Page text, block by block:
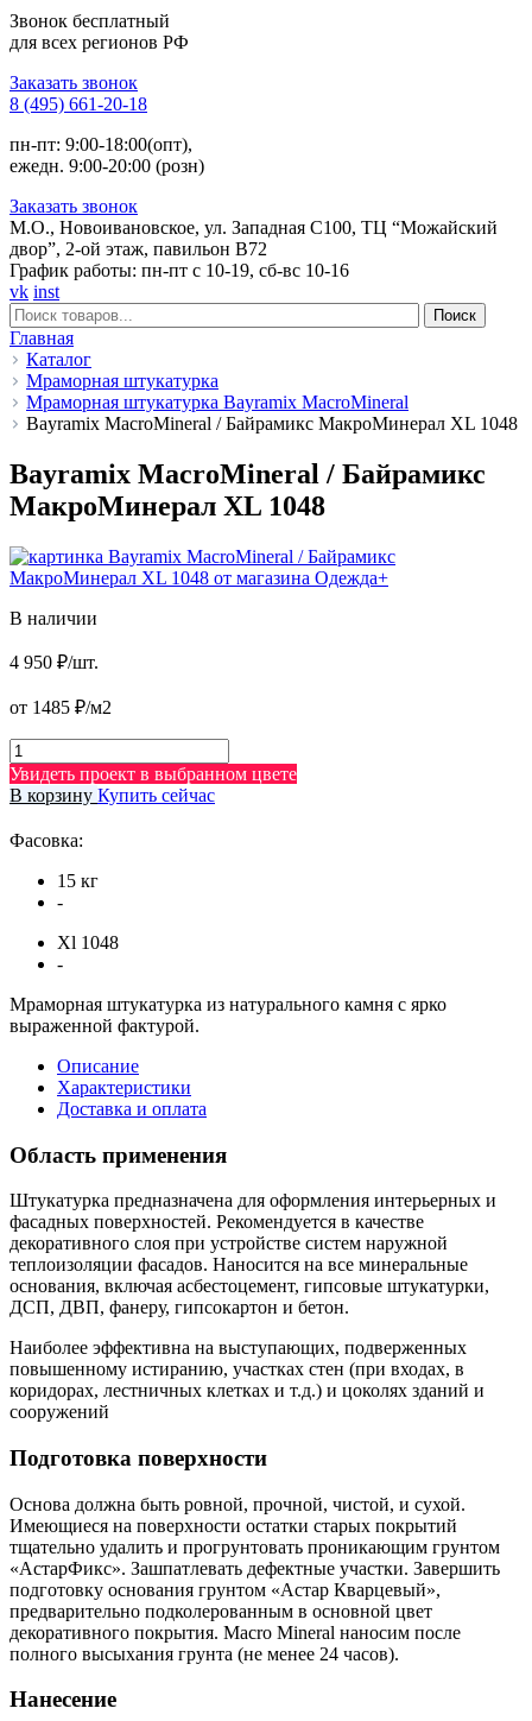
Звонок бесплатный
для всех регионов РФ
Заказать звонок
8 (495) 661-20-18
пн-пт: 9:00-18:00(опт),
ежедн. 9:00-20:00 (розн)
Заказать звонок
М.О., Новоивановское, ул. Западная С100, ТЦ “Можайский
двор”, 2-ой этаж, павильон В72
График работы: пн-пт с 10-19, сб-вс 10-16
vk inst
Поиск
Главная
Каталог
Мраморная штукатурка
Мраморная штукатурка Bayramix MacroMineral
Bayramix MacroMineral / Байрамикс МакроМинерал XL 1048
Bayramix MacroMineral / Байрамикс
МакроМинерал XL 1048
В наличии
4 950 ₽/шт.
от 1485 ₽/м2
Увидеть проект в выбранном цвете
В корзину Купить сейчас
Фасовка:
15 кг
-
Xl 1048
-
Мраморная штукатурка из натурального камня с ярко
выраженной фактурой.
Описание
Характеристики
Доставка и оплата
Область применения
Штукатурка предназначена для оформления интерьерных и
фасадных поверхностей. Рекомендуется в качестве
декоративного слоя при устройстве систем наружной
теплоизоляции фасадов. Наносится на все минеральные
основания, включая асбестоцемент, гипсовые штукатурки,
ДСП, ДВП, фанеру, гипсокартон и бетон.
Наиболее эффективна на выступающих, подверженных
повышенному истиранию, участках стен (при входах, в
коридорах, лестничных клетках и т.д.) и цоколях зданий и
сооружений
Подготовка поверхности
Основа должна быть ровной, прочной, чистой, и сухой.
Имеющиеся на поверхности остатки старых покрытий
тщательно удалить и прогрунтовать проникающим грунтом
«АстарФикс». Зашпатлевать дефектные участки. Завершить
подготовку основания грунтом «Астар Кварцевый»,
предварительно подколерованным в основной цвет
декоративного покрытия. Macro Mineral наносим после
полного высыхания грунта (не менее 24 часов).
Нанесение